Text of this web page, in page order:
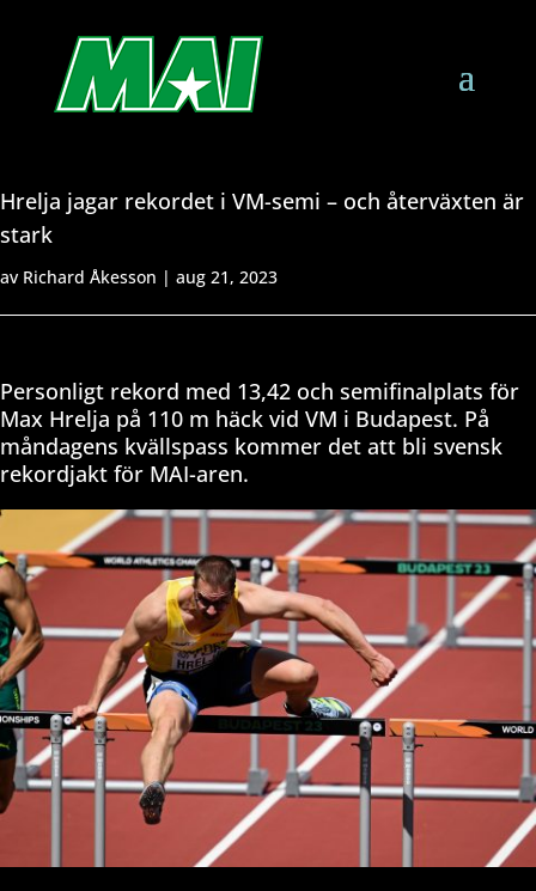
Hrelja jagar rekordet i VM-semi – och återväxten är
stark
av Richard Åkesson | aug 21, 2023
Personligt rekord med 13,42 och semifinalplats för
Max Hrelja på 110 m häck vid VM i Budapest. På
måndagens kvällspass kommer det att bli svensk
rekordjakt för MAI-aren.